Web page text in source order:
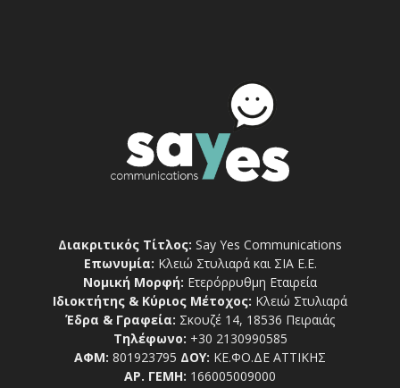
Διακριτικός Τίτλος: Say Yes Communications
Επωνυμία: Κλειώ Στυλιαρά και ΣΙΑ Ε.Ε.
Νομική Μορφή: Ετερόρρυθμη Εταιρεία
Ιδιοκτήτης & Κύριος Μέτοχος: Κλειώ Στυλιαρά
Έδρα & Γραφεία: Σκουζέ 14, 18536 Πειραιάς
Τηλέφωνο: +30 2130990585
ΑΦΜ: 801923795 ΔΟΥ: ΚΕ.ΦΟ.ΔΕ ΑΤΤΙΚΗΣ
ΑΡ. ΓΕΜΗ: 166005009000